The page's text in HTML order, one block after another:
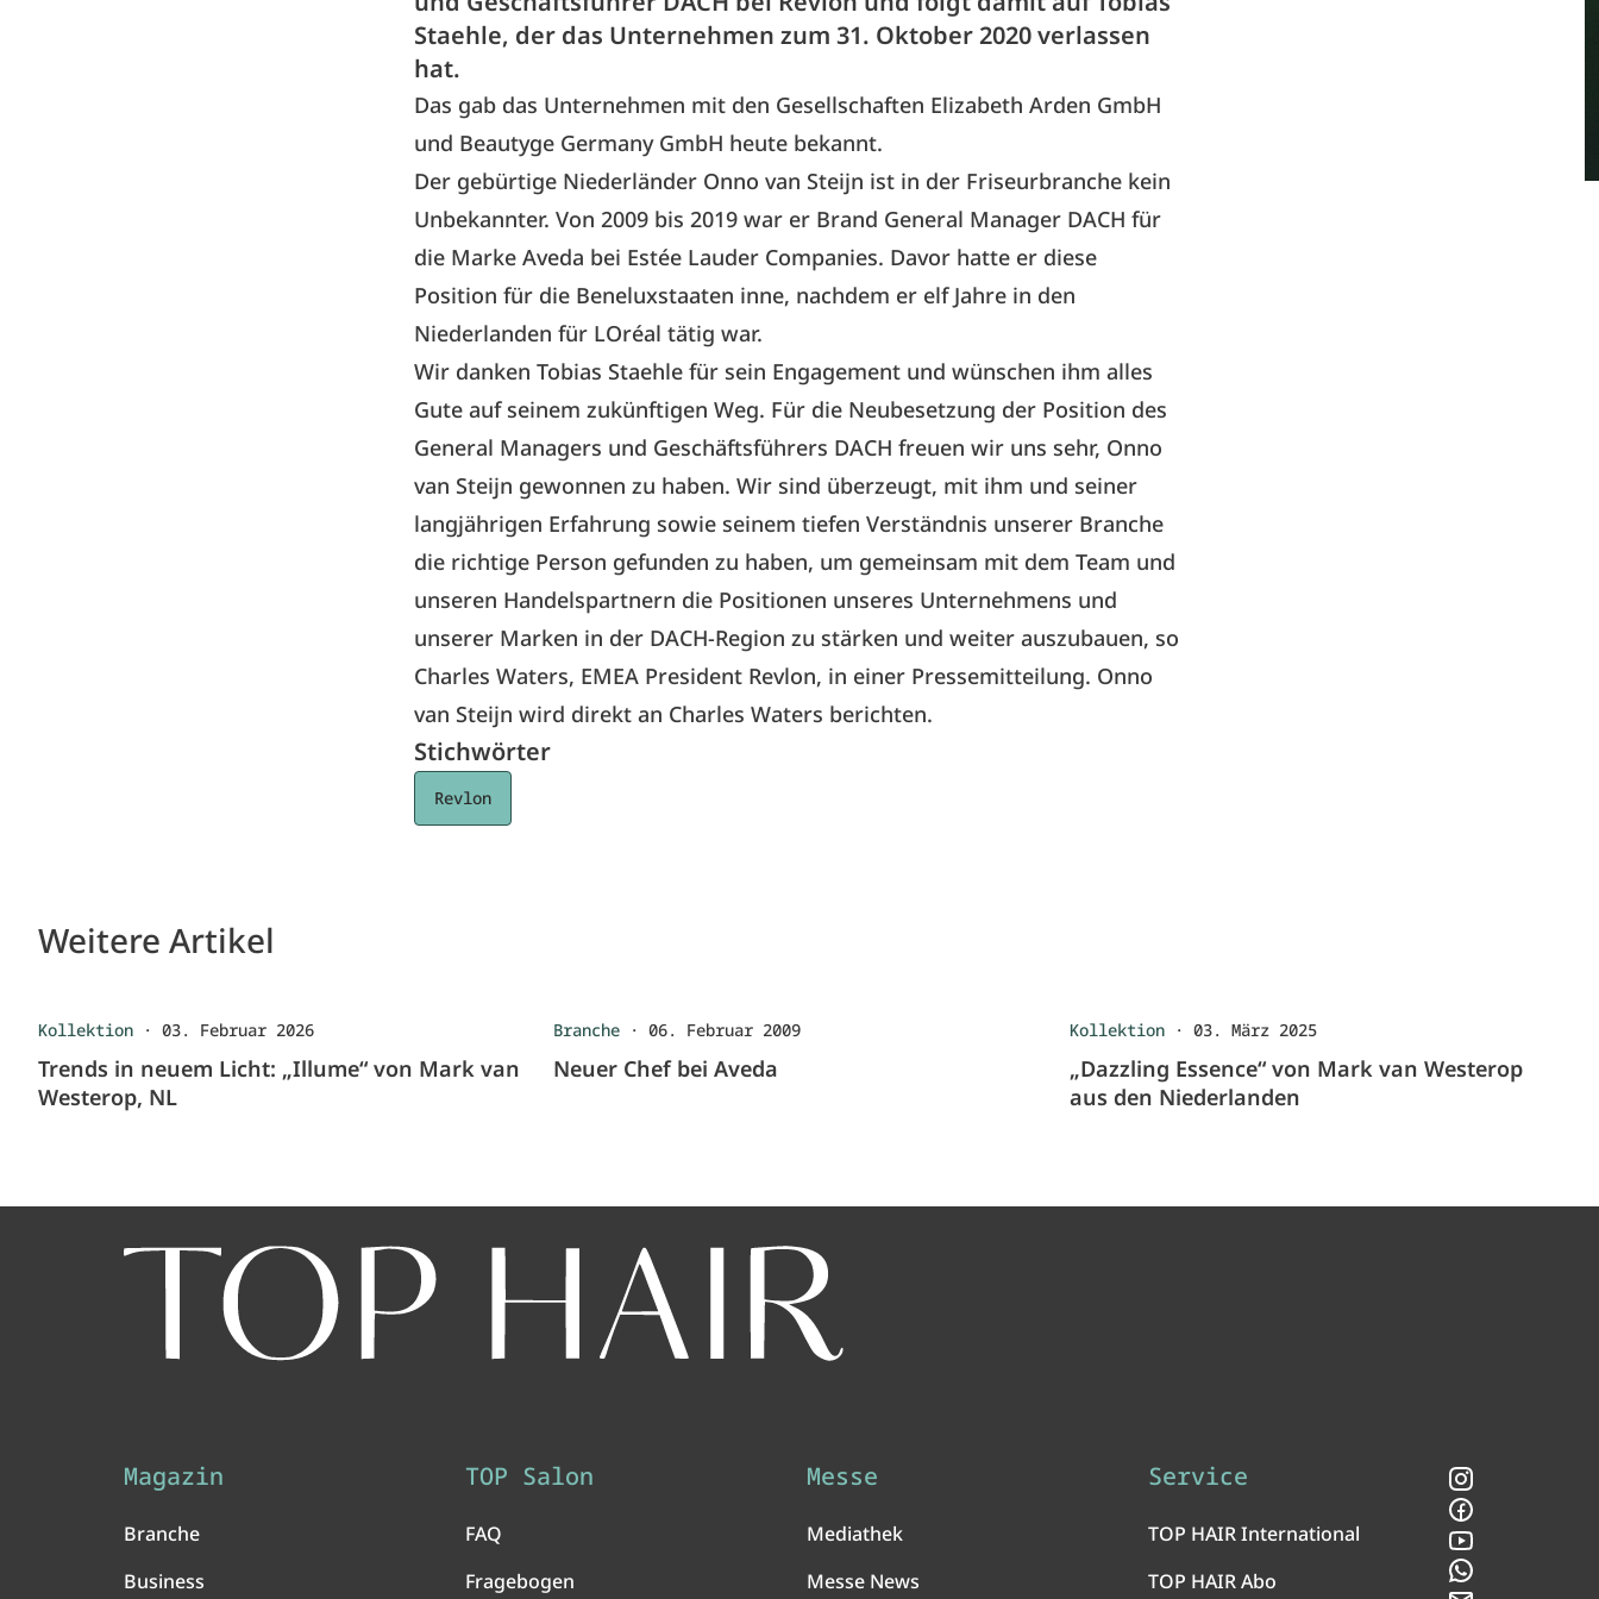
Staehle, der das Unternehmen zum 31. Oktober 2020 verlassen
hat.
Das gab das Unternehmen mit den Gesellschaften Elizabeth Arden GmbH
und Beautyge Germany GmbH heute bekannt.
Der gebürtige Niederländer Onno van Steijn ist in der Friseurbranche kein
Unbekannter. Von 2009 bis 2019 war er Brand General Manager DACH für
die Marke Aveda bei Estée Lauder Companies. Davor hatte er diese
Position für die Beneluxstaaten inne, nachdem er elf Jahre in den
Niederlanden für LOréal tätig war.
Wir danken Tobias Staehle für sein Engagement und wünschen ihm alles
Gute auf seinem zukünftigen Weg. Für die Neubesetzung der Position des
General Managers und Geschäftsführers DACH freuen wir uns sehr, Onno
van Steijn gewonnen zu haben. Wir sind überzeugt, mit ihm und seiner
langjährigen Erfahrung sowie seinem tiefen Verständnis unserer Branche
die richtige Person gefunden zu haben, um gemeinsam mit dem Team und
unseren Handelspartnern die Positionen unseres Unternehmens und
unserer Marken in der DACH-Region zu stärken und weiter auszubauen, so
Charles Waters, EMEA President Revlon, in einer Pressemitteilung. Onno
van Steijn wird direkt an Charles Waters berichten.
Stichwörter
Revlon
Weitere Artikel
Kollektion · 03. Februar 2026
Trends in neuem Licht: „Illume“ von Mark van
Westerop, NL
Branche ·06. Februar 2009
Neuer Chef bei Aveda
Kollektion· 03. März 2025
„Dazzling Essence“ von Mark van Westerop
aus den Niederlanden
Magazin
Branche
Business
TOP Salon
FAQ
Fragebogen
Messe
Mediathek
Messe News
Service
TOP HAIR International
TOP HAIR Abo